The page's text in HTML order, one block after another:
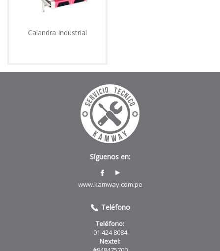
Calandra Industrial
Síguenos en:
www.kamway.com.pe
Teléfono
Teléfono:
01 424 8084
Nextel: